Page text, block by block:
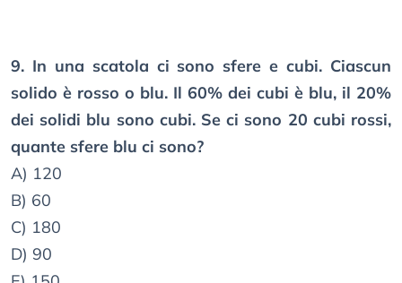
9. In una scatola ci sono sfere e cubi. Ciascun
solido è rosso o blu. Il 60% dei cubi è blu, il 20%
dei solidi blu sono cubi. Se ci sono 20 cubi rossi,
quante sfere blu ci sono?
A) 120
B) 60
C) 180
D) 90